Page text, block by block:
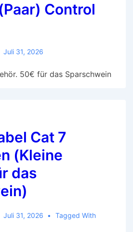
Control
Juli 31, 2026
50€ für das Sparschwein
Cat 7
(Kleine
das
Juli 31, 2026
Tagged With